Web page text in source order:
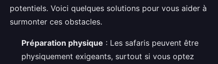
potentiels. Voici quelques solutions pour vous aider à
surmonter ces obstacles.
Préparation physique : Les safaris peuvent être
physiquement exigeants, surtout si vous optez